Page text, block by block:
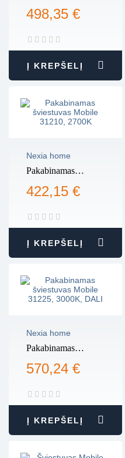
31210, 3000K, Dali
498,35 €
Į KREPŠELĮ
Nexia home
Pakabinamas
31210, 2700K
422,15 €
Į KREPŠELĮ
Nexia home
Pakabinamas
31225, 3000K,
570,24 €
Į KREPŠELĮ